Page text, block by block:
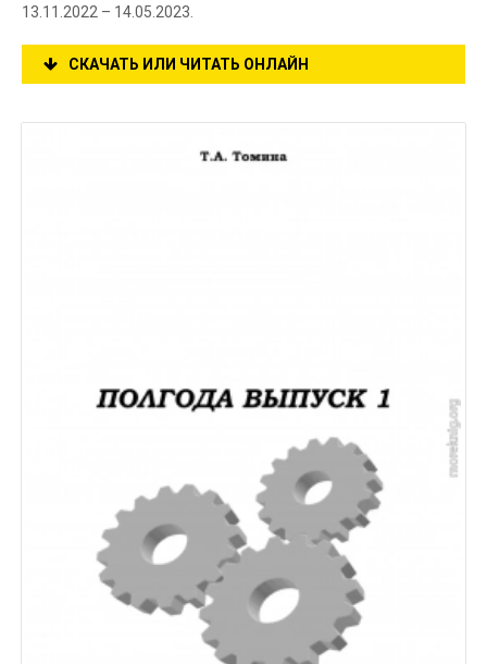
13.11.2022 – 14.05.2023.
СКАЧАТЬ ИЛИ ЧИТАТЬ ОНЛАЙН